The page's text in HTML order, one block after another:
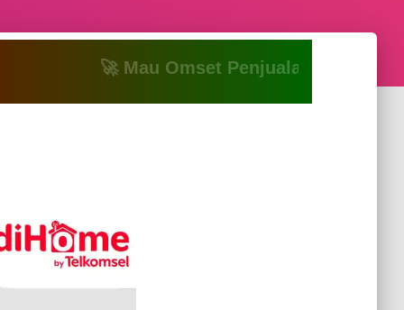
🚀 Mau Omset Penjualan Naik? Atau